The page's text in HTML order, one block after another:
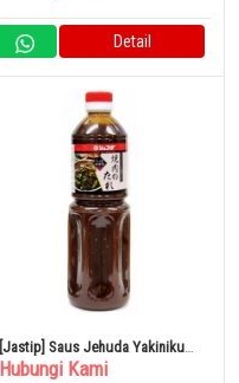
Detail
[Jastip] Saus Jehuda Yakiniku
Rasa Umami Miso 1L
Hubungi Kami